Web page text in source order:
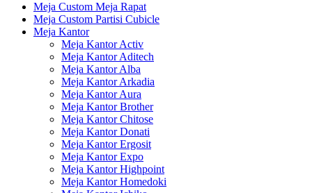
Meja Custom Meja Rapat
Meja Custom Partisi Cubicle
Meja Kantor
Meja Kantor Activ
Meja Kantor Aditech
Meja Kantor Alba
Meja Kantor Arkadia
Meja Kantor Aura
Meja Kantor Brother
Meja Kantor Chitose
Meja Kantor Donati
Meja Kantor Ergosit
Meja Kantor Expo
Meja Kantor Highpoint
Meja Kantor Homedoki